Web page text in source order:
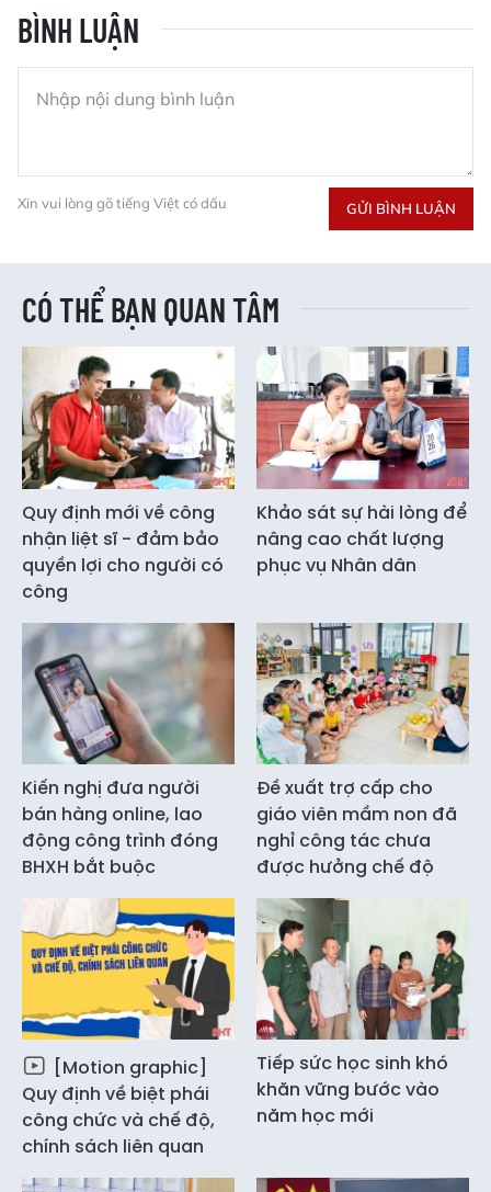
BÌNH LUẬN
Xin vui lòng gõ tiếng Việt có dấu GỬI BÌNH LUẬN
CÓ THỂ BẠN QUAN TÂM
Quy định mới về công
nhận liệt sĩ - đảm bảo
quyền lợi cho người có
công
Khảo sát sự hài lòng để
nâng cao chất lượng
phục vụ Nhân dân
Kiến nghị đưa người
bán hàng online, lao
động công trình đóng
BHXH bắt buộc
Đề xuất trợ cấp cho
giáo viên mầm non đã
nghỉ công tác chưa
được hưởng chế độ
[Motion graphic]
Quy định về biệt phái
công chức và chế độ,
chính sách liên quan
Tiếp sức học sinh khó
khăn vững bước vào
năm học mới